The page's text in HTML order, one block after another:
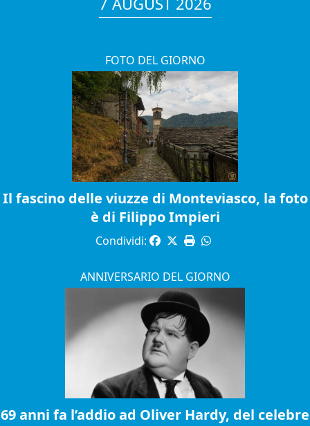
FOTO DEL GIORNO
Il fascino delle viuzze di Monteviasco, la foto
è di Filippo Impieri
Condividi:
ANNIVERSARIO DEL GIORNO
69 anni fa l’addio ad Oliver Hardy, del celebre